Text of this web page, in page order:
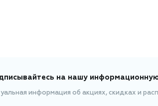
на нашу
информация об акциях, скидках и